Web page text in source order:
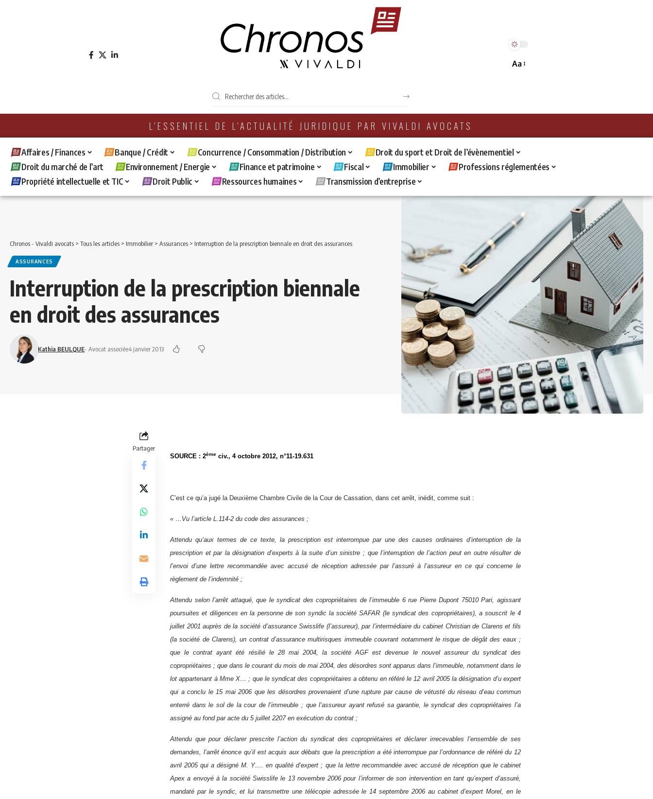
Aa
L'ESSENTIEL DE L'ACTUALITÉ JURIDIQUE PAR VIVALDI AVOCATS
Affaires / Finances Banque / Crédit Concurrence / Consommation / Distribution
Droit du sport et Droit de l’évènementiel
Droit du marché de l’art
Environnement / Energie Finance et patrimoine Fiscal Immobilier
Professions réglementées
Propriété intellectuelle et TIC
Droit Public Ressources humaines Transmission d’entreprise
Chronos - Vivaldi avocats > Tous les articles > Immobilier > Assurances > Interruption de la prescription biennale en droit des assurances
ASSURANCES
Interruption de la prescription biennale
en droit des assurances
Kathia BEULQUE- Avocat associée4 janvier 2013
Partager
SOURCE : 2ème civ., 4 octobre 2012, n°11-19.631
C’est ce qu’a jugé la Deuxième Chambre Civile de la Cour de Cassation, dans cet arrêt, inédit, comme suit :
« …Vu l’article L.114-2 du code des assurances ;
Attendu qu’aux termes de ce texte, la prescription est interrompue par une des causes ordinaires d’interruption de la
prescription et par la désignation d’experts à la suite d’un sinistre ; que l’interruption de l’action peut en outre résulter de
l’envoi d’une lettre recommandée avec accusé de réception adressée par l’assuré à l’assureur en ce qui concerne le
règlement de l’indemnité ;
Attendu selon l’arrêt attaqué, que le syndicat des copropriétaires de l’immeuble 6 rue Pierre Dupont 75010 Pari, agissant
poursuites et diligences en la personne de son syndic la société SAFAR (le syndicat des copropriétaires), a souscrit le 4
juillet 2001 auprès de la société d’assurance Swisslife (l’assureur), par l’intermédiaire du cabinet Christian de Clarens et fils
(la société de Clarens), un contrat d’assurance multirisques immeuble couvrant notamment le risque de dégât des eaux ;
que le contrat ayant été résilié le 28 mai 2004, la société AGF est devenue le nouvel assureur du syndicat des
copropriétaires ; que dans le courant du mois de mai 2004, des désordres sont apparus dans l’immeuble, notamment dans le
lot appartenant à Mme X… ; que le syndicat des copropriétaires a obtenu en référé le 12 avril 2005 la désignation d’u expert
qui a conclu le 15 mai 2006 que les désordres provenaient d’une rupture par cause de vétusté du réseau d’eau commun
enterré dans le sol de la cour de l’immeuble ; que l’assureur ayant refusé sa garantie, le syndicat des copropriétaires l’a
assigné au fond par acte du 5 juillet 2207 en exécution du contrat ;
Attendu que pour déclarer prescrite l’action du syndicat des copropriétaires et déclarer irrecevables l’ensemble de ses
demandes, l’arrêt énonce qu’il est acquis aux débats que la prescription a été interrompue par l’ordonnance de référé du 12
avril 2005 qui a désigné M. Y…. en qualité d’expert ; que la lettre recommandée avec accusé de réception que le cabinet
Apex a envoyé à la société Swisslife le 13 novembre 2006 pour l’informer de son intervention en tant qu’expert d’assuré,
mandaté par le syndic, et lui transmettre une télécopie adressée le 14 septembre 2006 au cabinet d’expert Morel, en le